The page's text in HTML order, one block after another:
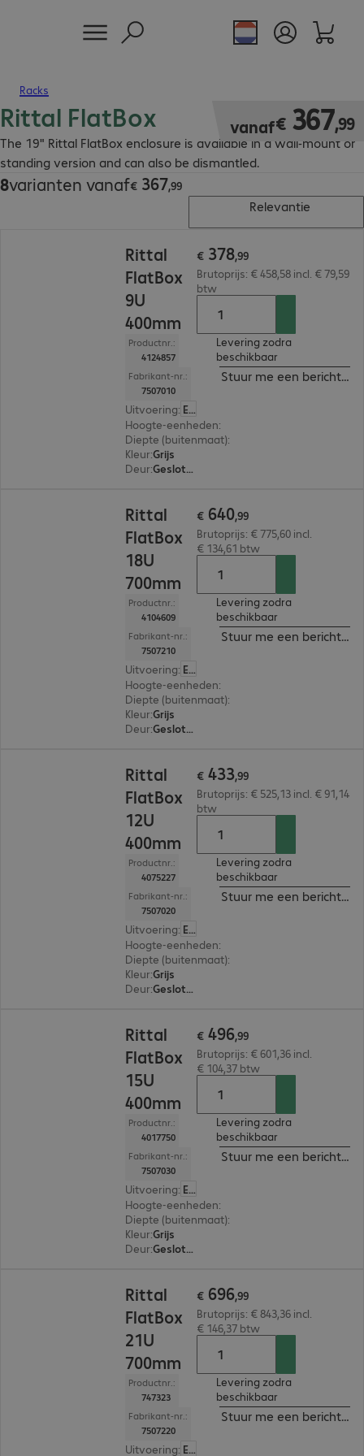
Racks
Rittal FlatBox
The 19" Rittal FlatBox enclosure is available in a wall-mount or
standing version and can also be dismantled.
vanaf€ 367,99
€ 367,99
8varianten vanaf€ 367,99
€ 367,99
Relevantie
Rittal
FlatBox
9U
400mm
Productnr.:
4124857
Fabrikant-nr.:
7507010
Uitvoering: Europa
Hoogte-eenheden:
Diepte (buitenmaat):
Kleur:Grijs
Deur: Gesloten deuren, Glazen deur
€ 378,99
Brutoprijs: € 458,58 incl. € 79,59
btw
Levering zodra
beschikbaar
Stuur me een bericht
Rittal
FlatBox
18U
700mm
Productnr.:
4104609
Fabrikant-nr.:
7507210
Uitvoering: Europa
Hoogte-eenheden:
Diepte (buitenmaat):
Kleur:Grijs
Deur: Gesloten deuren, Glazen deur
€ 640,99
Brutoprijs: € 775,60 incl.
€ 134,61 btw
Levering zodra
beschikbaar
Stuur me een bericht
Rittal
FlatBox
12U
400mm
Productnr.:
4075227
Fabrikant-nr.:
7507020
Uitvoering: Europa
Hoogte-eenheden:
Diepte (buitenmaat):
Kleur:Grijs
Deur: Gesloten deuren, Glazen deur
€ 433,99
Brutoprijs: € 525,13 incl. € 91,14
btw
Levering zodra
beschikbaar
Stuur me een bericht
Rittal
FlatBox
15U
400mm
Productnr.:
4017750
Fabrikant-nr.:
7507030
Uitvoering: Europa
Hoogte-eenheden:
Diepte (buitenmaat):
Kleur:Grijs
Deur: Gesloten deuren, Glazen deur
€ 496,99
Brutoprijs: € 601,36 incl.
€ 104,37 btw
Levering zodra
beschikbaar
Stuur me een bericht
Rittal
FlatBox
21U
700mm
Productnr.:
747323
Fabrikant-nr.:
7507220
Uitvoering: Europa
€ 696,99
Brutoprijs: € 843,36 incl.
€ 146,37 btw
Levering zodra
beschikbaar
Stuur me een bericht